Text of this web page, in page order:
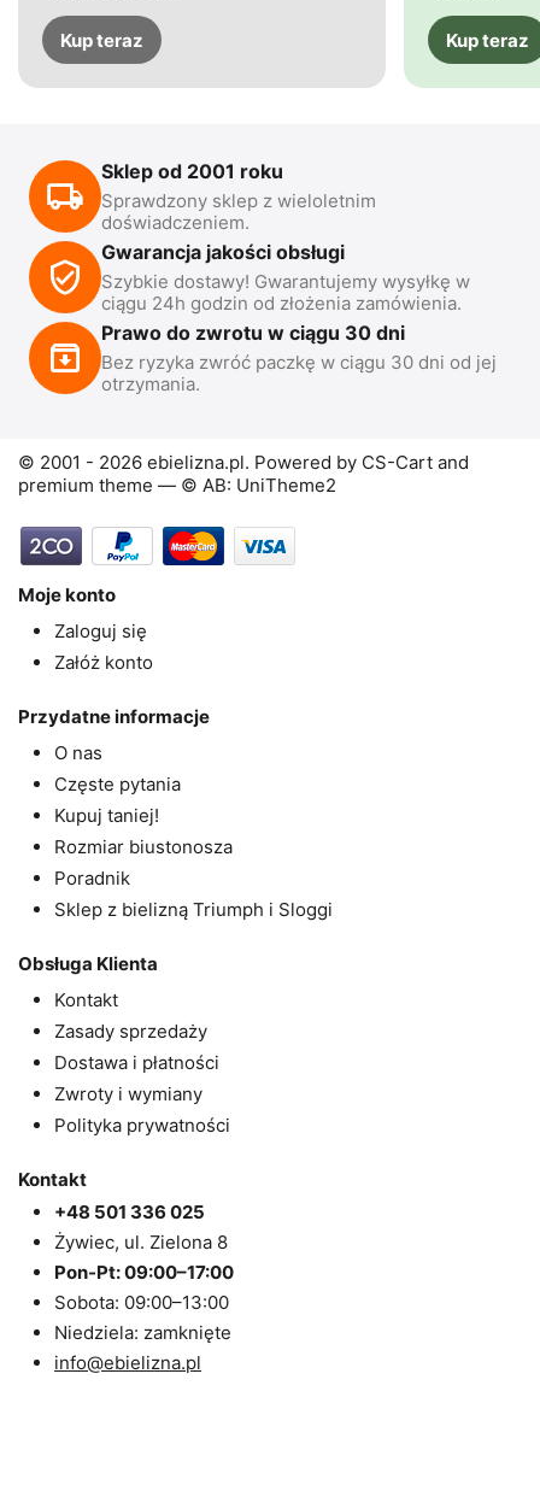
Kup teraz Kup teraz
Sklep od 2001 roku
Sprawdzony sklep z wieloletnim
doświadczeniem.
Gwarancja jakości obsługi
Szybkie dostawy! Gwarantujemy wysyłkę w
ciągu 24h godzin od złożenia zamówienia.
Prawo do zwrotu w ciągu 30 dni
Bez ryzyka zwróć paczkę w ciągu 30 dni od jej
otrzymania.
© 2001 - 2026 ebielizna.pl. Powered by CS-Cart and
premium theme — © AB: UniTheme2
Moje konto
Zaloguj się
Załóż konto
Przydatne informacje
O nas
Częste pytania
Kupuj taniej!
Rozmiar biustonosza
Poradnik
Sklep z bielizną Triumph i Sloggi
Obsługa Klienta
Kontakt
Zasady sprzedaży
Dostawa i płatności
Zwroty i wymiany
Polityka prywatności
Kontakt
+48 501 336 025
Żywiec, ul. Zielona 8
Pon-Pt: 09:00–17:00
Sobota: 09:00–13:00
Niedziela: zamknięte
info@ebielizna.pl